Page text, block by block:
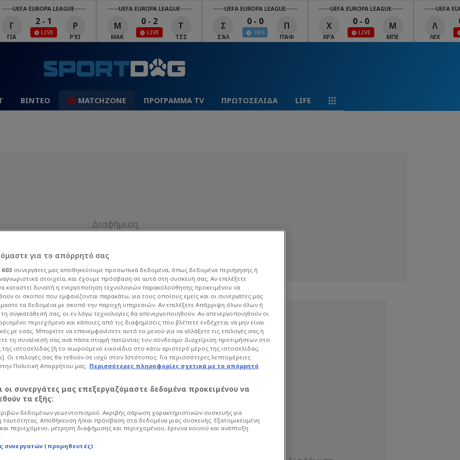
UEFA EUROPA LEAGUE
Γ
ΓΙΑ
2 - 1 Ρ
ΡΈΙ
UEFA EUROPA LEAGUE
Μ
ΜΑΚ
0 - 2 Τ
ΤΣΣ
UEFA EUROPA LEAGUE
Σ
ΣΆΛ
0 - 0
ΤΕΛ
Π
ΠΆΦ
UEFA EUROPA LEAGUE
Χ
ΧΡΆ
0 - 0 Μ
ΜΠΕ
UEFA
Λ
ΛΕΧ
ΒΙΝΤΕΟ MATCHZONE ΠΡΟΓΡΑΜΜΑ TV ΠΡΩΤΟΣΕΛΙΔΑ LIFE
Τι
με την αδερφή
αδερφής της 39χρονης που
σύζυγο στην Καλαμάτα.
για το απόρρητό σας
603 συνεργάτες μας αποθηκεύουμε προσωπικά δεδομένα, όπως δεδομένα περιήγησης ή
στοιχεία, και έχουμε πρόσβαση σε αυτά στη συσκευή σας. Αν επιλέξετε
καταστεί δυνατή η ενεργοποίηση τεχνολογιών παρακολούθησης προκειμένου να
οι σκοποί που εμφανίζονται παρακάτω, για τους οποίους εμείς και οι συνεργάτες μας
τα δεδομένα με σκοπό την παροχή υπηρεσιών. Αν επιλέξετε Απόρριψη όλων όλων ή
συγκατάθεσή σας, οι εν λόγω τεχνολογίες θα απενεργοποιηθούν. Αν απενεργοποιηθούν οι
περιεχόμενο και κάποιες από τις διαφημίσεις που βλέπετε ενδέχεται να μην είναι
με εσάς. Μπορείτε να επανεμφανίσετε αυτό το μενού για να αλλάξετε τις επιλογές σας ή
τη συναίνεσή σας ανά πάσα στιγμή πατώντας τον σύνδεσμο Διαχείριση προτιμήσεων στο
ιστοσελίδας [ή το αιωρούμενο εικονίδιο στο κάτω αριστερό μέρος της ιστοσελίδας,
Οι επιλογές σας θα τεθούν σε ισχύ στον Ιστότοπος. Για περισσότερες λεπτομέρειες
Πολιτική Απορρήτου μας. Περισσότερες πληροφορίες σχετικά με το απόρρητό
οι συνεργάτες μας επεξεργαζόμαστε δεδομένα προκειμένου να
τα εξής:
δεδομένων γεωεντοπισμού. Ακριβής σάρωση χαρακτηριστικών συσκευής για
ταυτότητας. Αποθήκευση ή/και πρόσβαση στα δεδομένα μιας συσκευής. Εξατομικευμένη
περιεχόμενο, μέτρηση διαφήμισης και περιεχομένου, έρευνα κοινού και ανάπτυξη
συνεργατών (προμηθευτές)